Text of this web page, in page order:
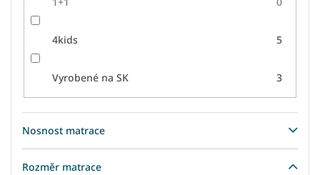
4kids 5
Vyrobené na SK 3
Nosnost matrace
Rozměr matrace